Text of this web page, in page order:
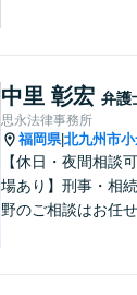
事故、債務整理等
える問題に注力して
ので、お気軽にご相
いませ。【駐車場
中里 彰宏 弁護
思永法律事務所
福岡県|北九州市
【休日・夜間相談
場あり】刑事・相
野のご相談はお任
に尽力します。フ